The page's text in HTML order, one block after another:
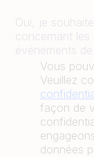
Oui, je
concernant les
événements de
Vous
Veuillez
façon de
données